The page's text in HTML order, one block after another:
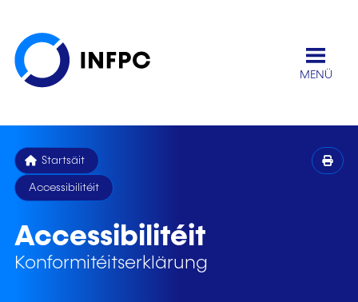
MENÜ
Startsäit
Accessibilitéit
Accessibilitéit
Konformitéitserklärung